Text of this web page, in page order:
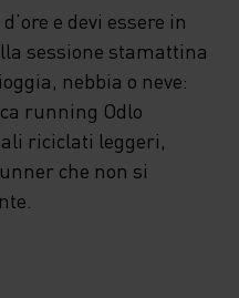
e devi essere in
sessione stamattina
nebbia o neve:
running Odlo
riciclati leggeri,
che non si